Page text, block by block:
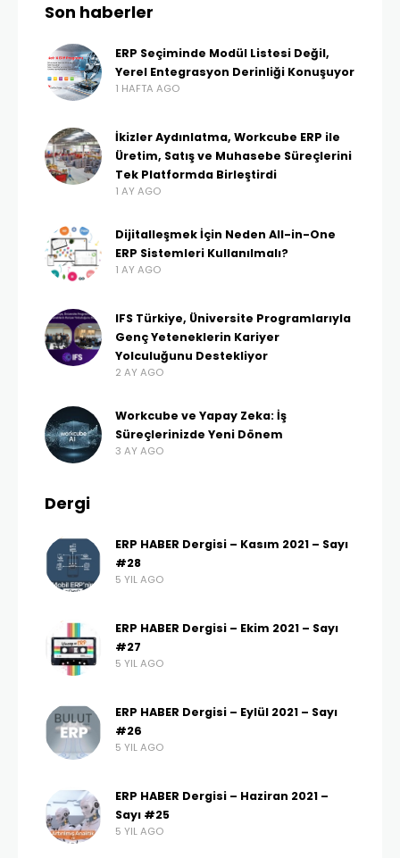
Son haberler
ERP Seçiminde Modül Listesi Değil,
Yerel Entegrasyon Derinliği Konuşuyor
1 HAFTA AGO
İkizler Aydınlatma, Workcube ERP ile
Üretim, Satış ve Muhasebe Süreçlerini
Tek Platformda Birleştirdi
1 AY AGO
Dijitalleşmek İçin Neden All-in-One
ERP Sistemleri Kullanılmalı?
1 AY AGO
IFS Türkiye, Üniversite Programlarıyla
Genç Yeteneklerin Kariyer
Yolculuğunu Destekliyor
2 AY AGO
Workcube ve Yapay Zeka: İş
Süreçlerinizde Yeni Dönem
3 AY AGO
Dergi
ERP HABER Dergisi – Kasım 2021 – Sayı
#28
5 YIL AGO
ERP HABER Dergisi – Ekim 2021 – Sayı
#27
5 YIL AGO
ERP HABER Dergisi – Eylül 2021 – Sayı
#26
5 YIL AGO
ERP HABER Dergisi – Haziran 2021 –
Sayı #25
5 YIL AGO